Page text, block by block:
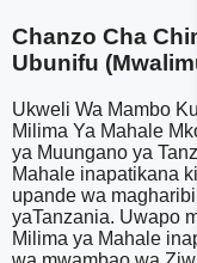
Chanzo Cha
Ubunifu
Ukweli Wa Mambo
Milima Ya Mahale
ya Muungano ya
Mahale inapatikana
upande wa
yaTanzania. Uwapo
Milima ya Mahale